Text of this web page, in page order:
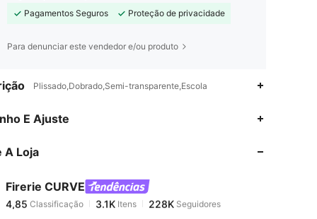
Pagamentos Seguros
Proteção de privacidade
Para denunciar este vendedor e/ou produto
Plissado,Dobrado,Semi-transparente,Escola
E Ajuste
A Loja
Firerie CURVE
4,85
4,85 Classificação 3.1KItens
m***spago 1 dia atrás